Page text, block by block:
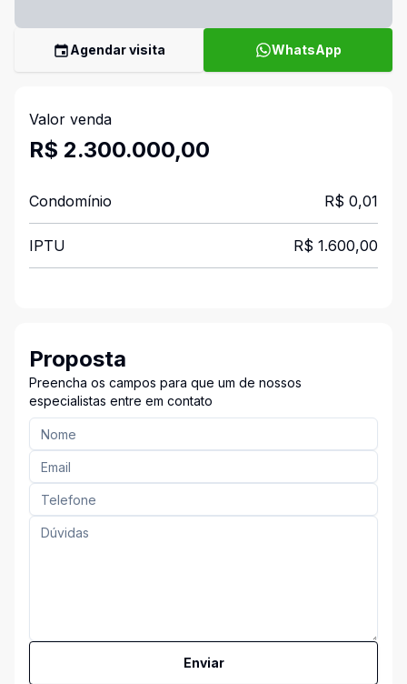
Agendar visita WhatsApp
Valor venda
R$ 2.300.000,00
Condomínio R$ 0,01
IPTU R$ 1.600,00
Proposta
Preencha os campos para que um de nossos
especialistas entre em contato
Enviar